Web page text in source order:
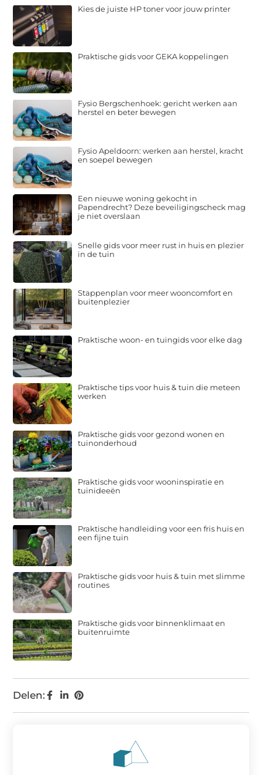
Delen:
Kies de juiste HP toner voor jouw printer
Praktische gids voor GEKA koppelingen
Fysio Bergschenhoek: gericht werken aan
herstel en beter bewegen
Fysio Apeldoorn: werken aan herstel, kracht
en soepel bewegen
Een nieuwe woning gekocht in
Papendrecht? Deze beveiligingscheck mag
je niet overslaan
Snelle gids voor meer rust in huis en plezier
in de tuin
Stappenplan voor meer wooncomfort en
buitenplezier
Praktische woon- en tuingids voor elke dag
Praktische tips voor huis & tuin die meteen
werken
Praktische gids voor gezond wonen en
tuinonderhoud
Praktische gids voor wooninspiratie en
tuinideeën
Praktische handleiding voor een fris huis en
een fijne tuin
Praktische gids voor huis & tuin met slimme
routines
Praktische gids voor binnenklimaat en
buitenruimte